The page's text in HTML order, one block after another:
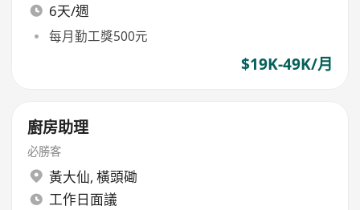
6天/週
每月勤工獎500元
$19K-49K/月
廚房助理
必勝客
黃大仙, 橫頭磡
工作日面議